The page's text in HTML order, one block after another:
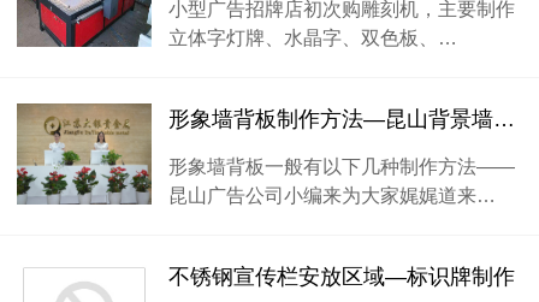
小型广告招牌店初次购雕刻机，主要制作
立体字灯牌、水晶字、双色板、…
形象墙背板制作方法—昆山背景墙制作
形象墙背板一般有以下几种制作方法——
昆山广告公司小编来为大家娓娓道来…
不锈钢宣传栏安放区域—标识牌制作